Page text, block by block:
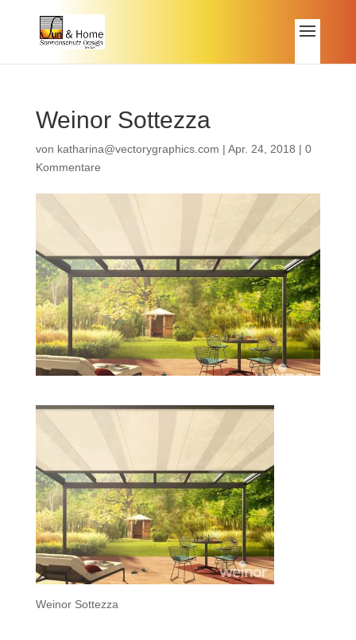
Weinor Sottezza
von katharina@vectorygraphics.com | Apr. 24, 2018 | 0
Kommentare
Weinor Sottezza